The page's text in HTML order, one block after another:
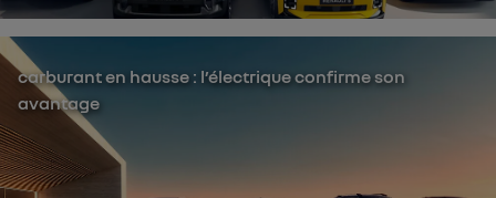
carburant en hausse : l’électrique confirme son
avantage